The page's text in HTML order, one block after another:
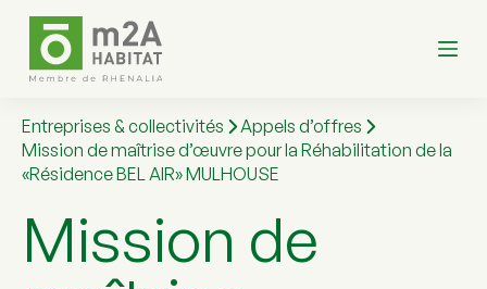
P
r
a
u
c
n
Entreprises & collectivités
Appels d’offres
Mission de maîtrise d’œuvre pour la Réhabilitation de la
«Résidence BEL AIR» MULHOUSE
Mission de